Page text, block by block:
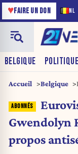
NL
♥FAIRE UN DON
BELGIQUE POLITIQUE
Accueil Belgique
Gwendolyn
propos